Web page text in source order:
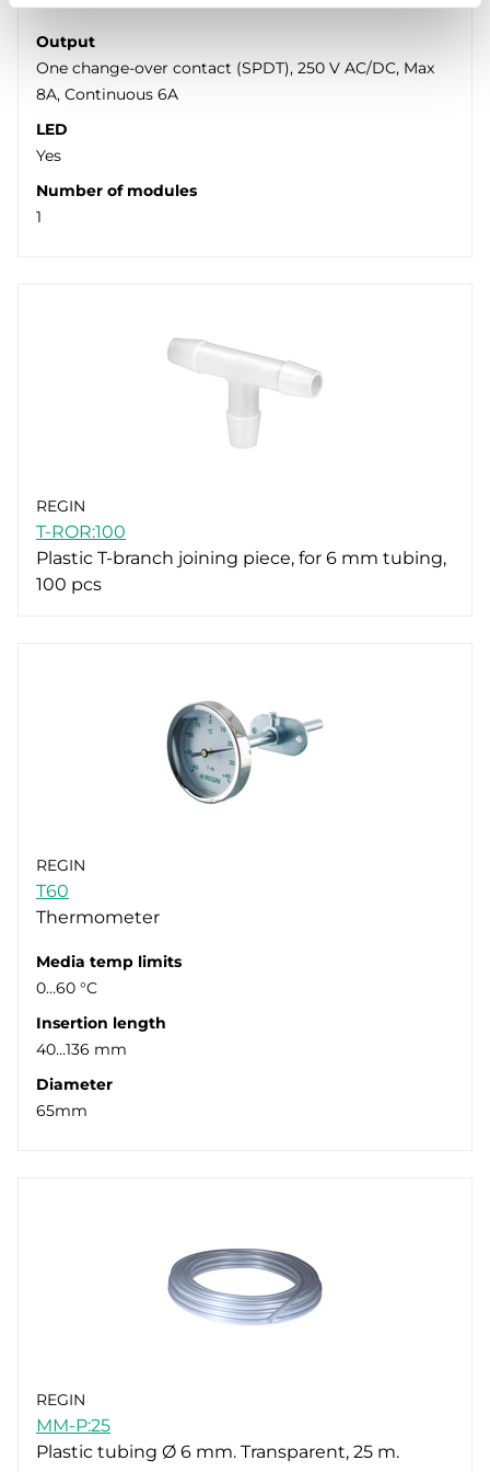
Output
One change-over contact (SPDT), 250 V AC/DC, Max
8A, Continuous 6A
LED
Yes
Number of modules
1
REGIN
T-ROR:100
Plastic T-branch joining piece, for 6 mm tubing,
100 pcs
REGIN
T60
Thermometer
Media temp limits
0…60 °C
Insertion length
40…136 mm
Diameter
65mm
REGIN
MM-P:25
Plastic tubing Ø 6 mm. Transparent, 25 m.